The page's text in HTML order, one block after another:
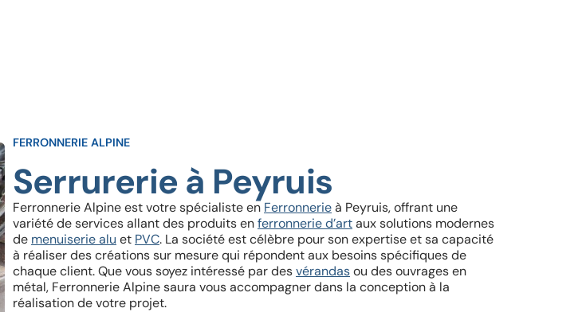
FERRONNERIE ALPINE
Serrurerie à Peyruis
Ferronnerie Alpine est votre spécialiste en Ferronnerieà Peyruis, offrant une
variété de services allant des produits enferronnerie d’artaux solutions modernes
de menuiserie alu et PVC. La société est célèbre pour sonexpertise et sa capacité
à réaliser des créations sur mesure qui répondent aux besoins spécifiques de
chaque client. Que vous soyez intéressé par desvérandasou des ouvrages en
métal, Ferronnerie Alpine saura vous accompagner dans la conception à la
réalisation de votre projet.